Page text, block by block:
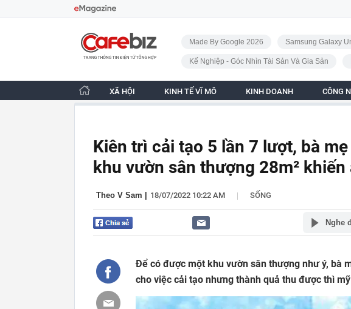
CafeBiz - Trang chủ
Made By Google 2026 Samsung Galaxy
Kế Nghiệp - Góc Nhìn Tài Sản Và Gia Sản
XÃ HỘI KINH TẾ VĨ MÔ KINH DOANH CÔNG
Kiên trì cải tạo 5 lần 7 lượt, bà
khu vườn sân thượng 28m²
Theo V Sam 18/07/2022 10:22 AM | SỐNG
Nghe
Để có được một khu vườn sân thượng như ý, bà
cho việc cải tạo nhưng thành quả thu được thì